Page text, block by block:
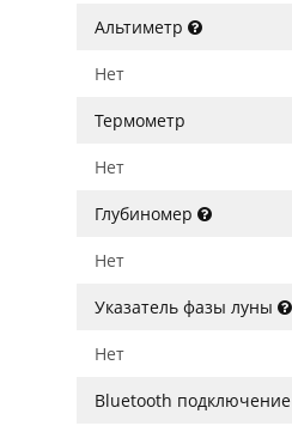
Альтиметр
Нет
Термометр
Нет
Глубиномер
Нет
Указатель фазы луны
Нет
Bluetooth подключение